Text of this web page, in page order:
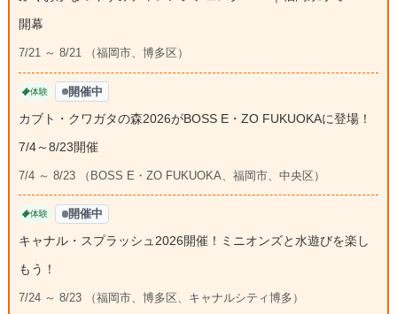
開幕
7/21 ～ 8/21 （福岡市、博多区）
体験 開催中
カブト・クワガタの森2026がBOSS E・ZO FUKUOKAに登場！
7/4～8/23開催
7/4 ～ 8/23 （BOSS E・ZO FUKUOKA、福岡市、中央区）
体験 開催中
キャナル・スプラッシュ2026開催！ミニオンズと水遊びを楽し
もう！
7/24 ～ 8/23 （福岡市、博多区、キャナルシティ博多）